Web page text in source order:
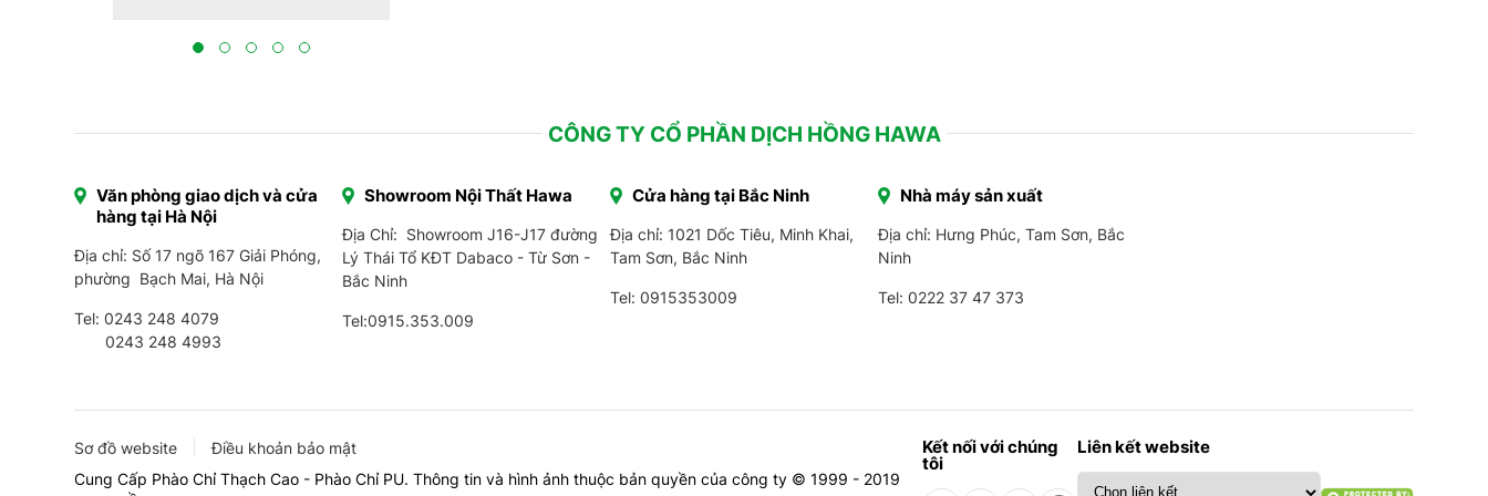
CÔNG TY CỔ PHẦN DỊCH HỒNG HAWA
Văn phòng giao dịch và cửa
hàng tại Hà Nội
Địa chỉ: Số 17 ngõ 167 Giải Phóng,
phường Bạch Mai, Hà Nội
Tel: 0243 248 4079
0243 248 4993
Showroom Nội Thất Hawa
Địa Chỉ: Showroom J16-J17 đường
Lý Thái Tổ KĐT Dabaco - Từ Sơn -
Bắc Ninh
Tel:0915.353.009
Cửa hàng tại Bắc Ninh
Địa chỉ: 1021 Dốc Tiêu, Minh Khai,
Tam Sơn, Bắc Ninh
Tel: 0915353009
Nhà máy sản xuất
Địa chỉ: Hưng Phúc, Tam Sơn, Bắc
Ninh
Tel: 0222 37 47 373
Sơ đồ website
Điều khoản bảo mật
Cung Cấp Phào Chỉ Thạch Cao - Phào Chỉ PU. Thông tin và hình ảnh thuộc bản quyền của công ty © 1999 - 2019
Kết nối với chúng
tôi
Liên kết website